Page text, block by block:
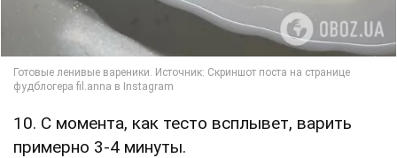
10. С момента, как тесто всплывет, варить
примерно 3-4 минуты.